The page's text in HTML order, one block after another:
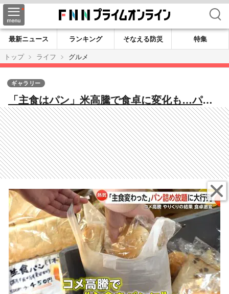
検索
最新ニュース ランキング そなえる防災
特集
トップ
ライフ グルメ
「主食はパン」米高騰で食卓に変化も…パン
詰め放題190円に大行列 JA全農山形「ご飯1
杯39円、菓子パンは231円」意見広告に批判相
次ぐ
ギャラリー